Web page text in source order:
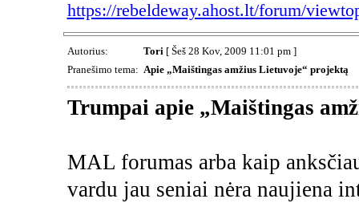
https://rebeldeway.ahost.lt/forum/
Autorius: Tori[ Šeš 28 Kov, 2009 11:01 pm ]
Pranešimo tema: Apie „Maištingas amžius Lietuvoje“ projektą
Trumpai apie „Maištingas
MAL forumas arba kaip
vardu jau seniai nėra naujiena